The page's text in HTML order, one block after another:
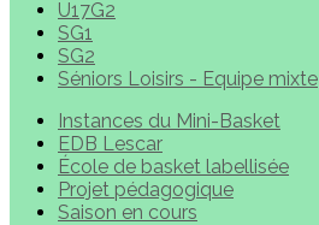
U17G2
SG1
SG2
Séniors Loisirs - Equipe mixte
Instances du Mini-Basket
EDB Lescar
École de basket labellisée
Projet pédagogique
Saison en cours